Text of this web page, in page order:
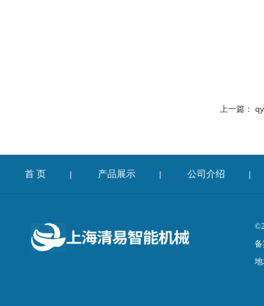
上一篇：
首 页 | 产品展示 | 公司介绍 |
备